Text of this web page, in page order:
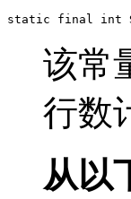
static final int
该常
行数
从以